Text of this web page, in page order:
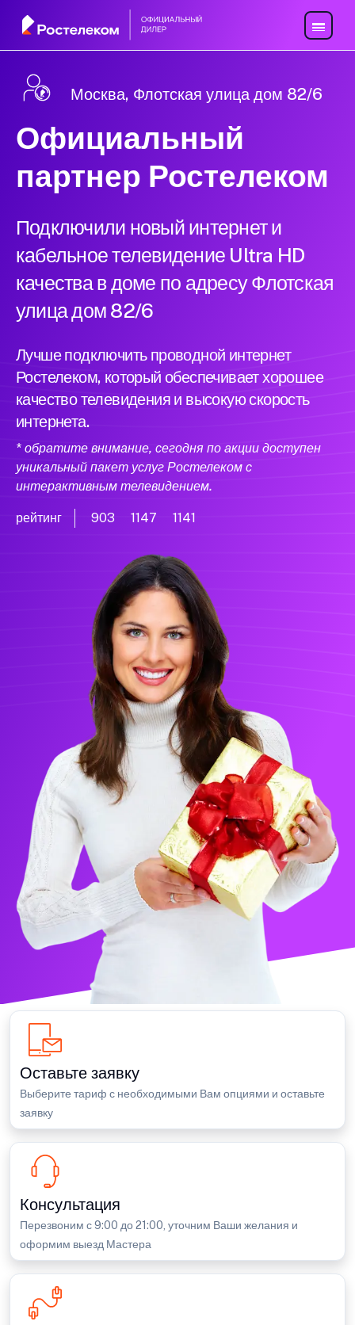
Москва, Флотская улица дом 82/6
Официальный
партнер Ростелеком
Подключили новый интернет и
кабельное телевидение Ultra HD
качества в доме по адресу Флотская
улица дом 82/6
Лучше подключить проводной интернет
Ростелеком, который обеспечивает хорошее
качество телевидения и высокую скорость
интернета.
* обратите внимание, сегодня по акции доступен
уникальный пакет услуг Ростелеком с
интерактивным телевидением.
рейтинг 903 1147 1141
Оставьте заявку
Выберите тариф с необходимыми Вам опциями и оставьте
заявку
Консультация
Перезвоним с 9:00 до 21:00, уточним Ваши желания и
оформим выезд Мастера